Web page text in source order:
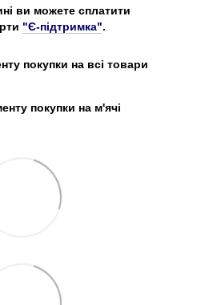
ви можете сплатити
"Є-підтримка".
покупки на всі товари
покупки на м'ячі